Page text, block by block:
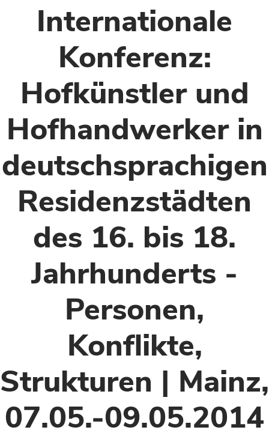
Internationale
Konferenz:
Hofkünstler und
Hofhandwerker in
deutschsprachigen
Residenzstädten
des 16. bis 18.
Jahrhunderts -
Personen,
Konflikte,
Strukturen | Mainz,
07.05.-09.05.2014